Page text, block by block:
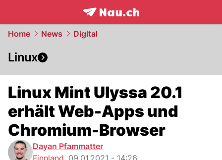
frontpage.NAU.ch
Home News Digital
Linux
Linux Mint Ulyssa 20.1
erhält Web-Apps und
Chromium-Browser
Dayan Pfammatter
Finnland, 09.01.2021 - 14:26